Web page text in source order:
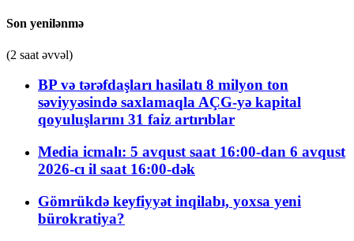
Son yenilənmə
(2 saat əvvəl)
BP və tərəfdaşları hasilatı 8 milyon ton
səviyyəsində saxlamaqla AÇG-yə kapital
qoyuluşlarını 31 faiz artırıblar
Media icmalı: 5 avqust saat 16:00-dan 6 avqust
2026-cı il saat 16:00-dək
Gömrükdə keyfiyyət inqilabı, yoxsa yeni
bürokratiya?